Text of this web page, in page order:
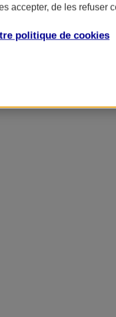
le menu principal
accepter, de les refuser
politique de cookies